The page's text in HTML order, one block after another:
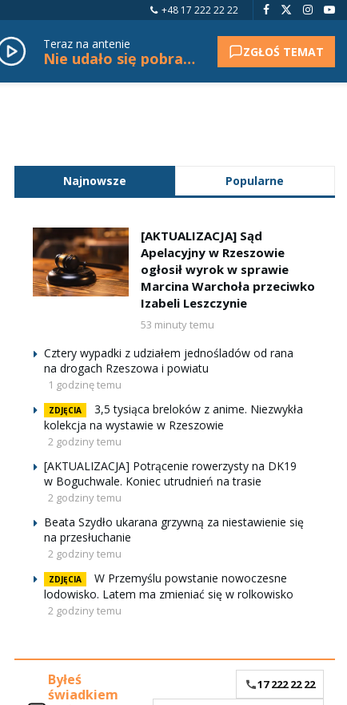
+48 17 222 22 22
Teraz na antenie
Nie udało się pobrać tytułu. ZGŁOŚ TEMAT
Najnowsze Popularne
[AKTUALIZACJA] Sąd
Apelacyjny w Rzeszowie
ogłosił wyrok w sprawie
Marcina Warchoła przeciwko
Izabeli Leszczynie
53 minuty temu
Cztery wypadki z udziałem jednośladów od rana
na drogach Rzeszowa i powiatu
1 godzinę temu
ZDJĘCIA
3,5 tysiąca breloków z anime. Niezwykła
kolekcja na wystawie w Rzeszowie
2 godziny temu
[AKTUALIZACJA] Potrącenie rowerzysty na DK19
w Boguchwale. Koniec utrudnień na trasie
2 godziny temu
Beata Szydło ukarana grzywną za niestawienie się
na przesłuchanie
2 godziny temu
ZDJĘCIA
W Przemyślu powstanie nowoczesne
lodowisko. Latem ma zmieniać się w rolkowisko
2 godziny temu
Byłeś
świadkiem
17 222 22 22